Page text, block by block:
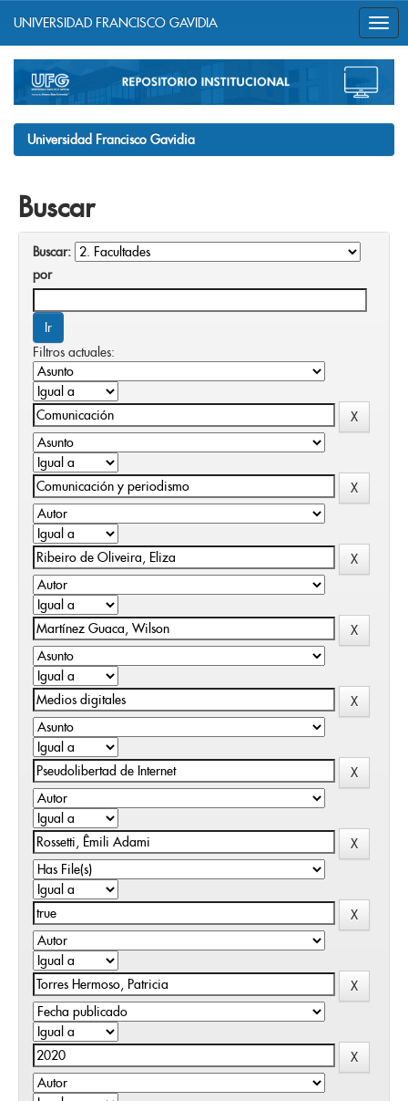
navigation
UNIVERSIDAD FRANCISCO GAVIDIA
Universidad Francisco Gavidia
Buscar
Buscar:
por
Filtros actuales: